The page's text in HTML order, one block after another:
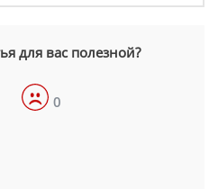
для вас полезной?
0